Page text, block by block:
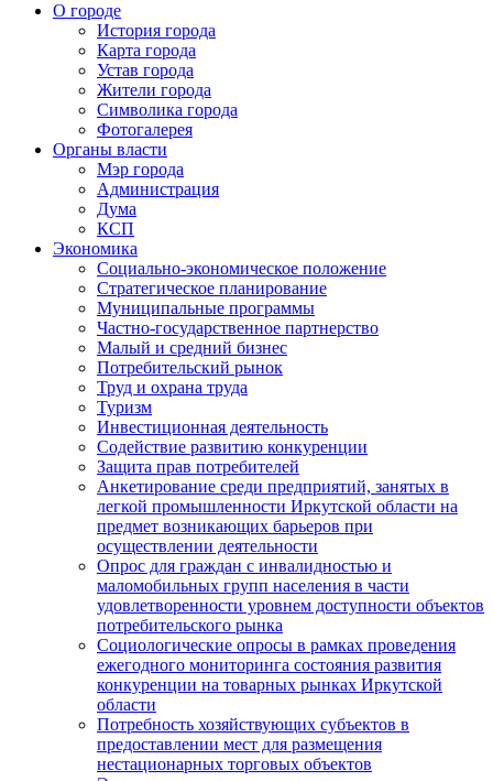
О городе
История города
Карта города
Устав города
Жители города
Символика города
Фотогалерея
Органы власти
Мэр города
Администрация
Дума
КСП
Экономика
Социально-экономическое положение
Стратегическое планирование
Муниципальные программы
Частно-государственное партнерство
Малый и средний бизнес
Потребительский рынок
Труд и охрана труда
Туризм
Инвестиционная деятельность
Содействие развитию конкуренции
Защита прав потребителей
Анкетирование среди предприятий, занятых в
легкой промышленности Иркутской области на
предмет возникающих барьеров при
осуществлении деятельности
Опрос для граждан с инвалидностью и
маломобильных групп населения в части
удовлетворенности уровнем доступности объектов
потребительского рынка
Социологические опросы в рамках проведения
ежегодного мониторинга состояния развития
конкуренции на товарных рынках Иркутской
области
Потребность хозяйствующих субъектов в
предоставлении мест для размещения
нестационарных торговых объектов